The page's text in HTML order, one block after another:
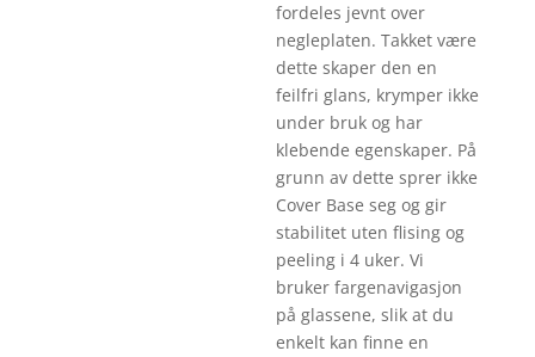
fordeles jevnt over
negleplaten. Takket være
dette skaper den en
feilfri glans, krymper ikke
under bruk og har
klebende egenskaper. På
grunn av dette sprer ikke
Cover Base seg og gir
stabilitet uten flising og
peeling i 4 uker. Vi
bruker fargenavigasjon
på glassene, slik at du
enkelt kan finne en